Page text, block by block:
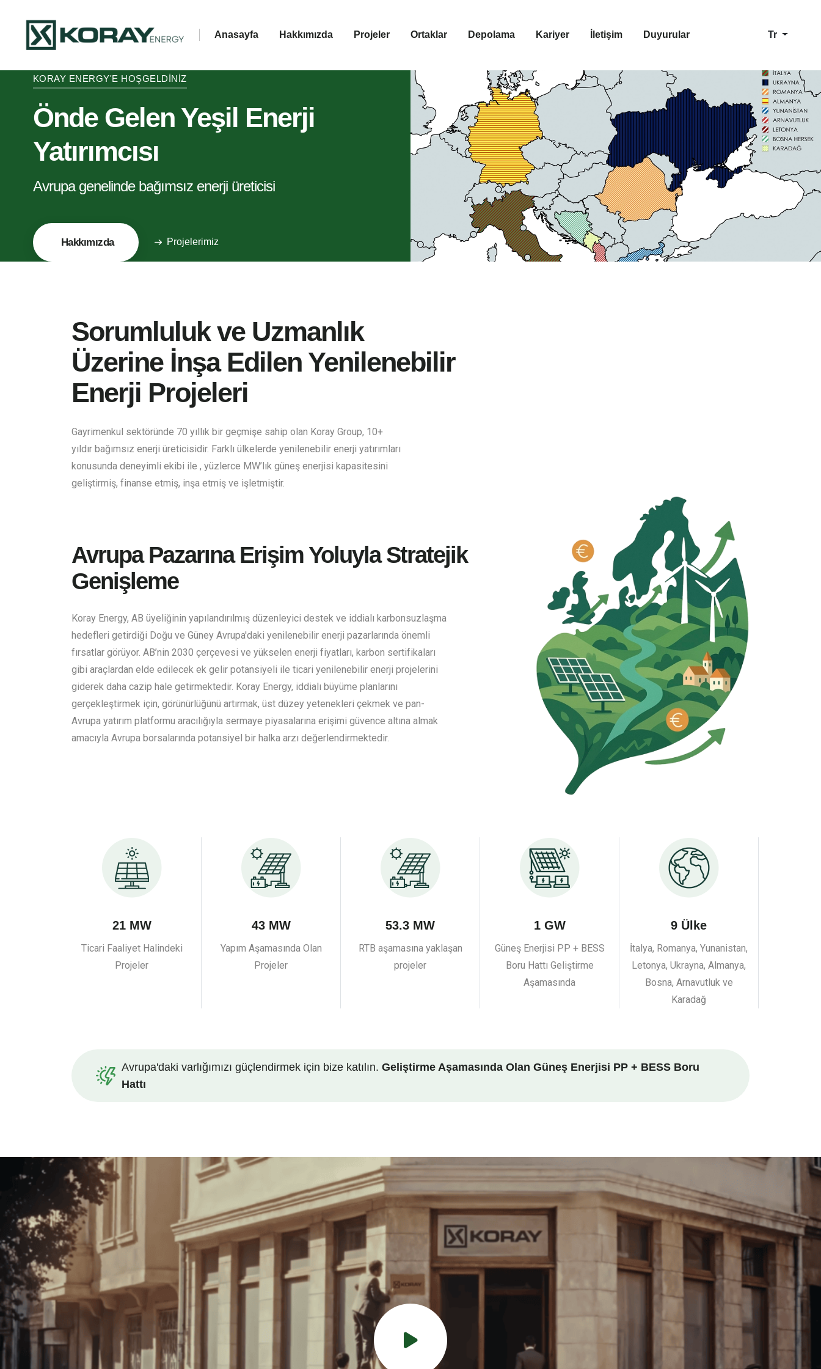
Anasayfa Hakkımızda Projeler Ortaklar Depolama Kariyer İletişim Duyurular Tr
KORAY ENERGY'E HOŞGELDINIZ
Önde Gelen Yeşil Enerji
Yatırımcısı
Avrupa genelinde bağımsız enerji üreticisi
Hakkımızda Projelerimiz
Sorumluluk ve Uzmanlık
Üzerine İnşa Edilen Yenilenebilir
Enerji Projeleri
Gayrimenkul sektöründe 70 yıllık bir geçmişe sahip olan Koray Group, 10+
yıldır bağımsız enerji üreticisidir. Farklı ülkelerde yenilenebilir enerji yatırımları
konusunda deneyimli ekibi ile , yüzlerce MW’lık güneş enerjisi kapasitesini
geliştirmiş, finanse etmiş, inşa etmiş ve işletmiştir.
Avrupa Pazarına Erişim Yoluyla Stratejik
Genişleme
Koray Energy, AB üyeliğinin yapılandırılmış düzenleyici destek ve iddialı karbonsuzlaşma
hedefleri getirdiği Doğu ve Güney Avrupa'daki yenilenebilir enerji pazarlarında önemli
fırsatlar görüyor. AB’nin 2030 çerçevesi ve yükselen enerji fiyatları, karbon sertifikaları
gibi araçlardan elde edilecek ek gelir potansiyeli ile ticari yenilenebilir enerji projelerini
giderek daha cazip hale getirmektedir. Koray Energy, iddialı büyüme planlarını
gerçekleştirmek için, görünürlüğünü artırmak, üst düzey yetenekleri çekmek ve pan-
Avrupa yatırım platformu aracılığıyla sermaye piyasalarına erişimi güvence altına almak
amacıyla Avrupa borsalarında potansiyel bir halka arzı değerlendirmektedir.
21 MW
Ticari Faaliyet Halindeki
Projeler
43 MW
Yapım Aşamasında Olan
Projeler
53.3 MW
RTB aşamasına yaklaşan
projeler
1 GW
Güneş Enerjisi PP + BESS
Boru Hattı Geliştirme
Aşamasında
9 Ülke
İtalya, Romanya, Yunanistan,
Letonya, Ukrayna, Almanya,
Bosna, Arnavutluk ve
Karadağ
Avrupa'daki varlığımızı güçlendirmek için bize katılın. Geliştirme Aşamasında Olan Güneş Enerjisi PP + BESS Boru
Hattı